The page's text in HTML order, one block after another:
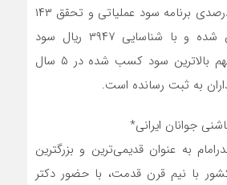
ناخالص، تحقق ۱۴۱ درصدی برنامه سود عملیاتی و تحقق ۱۴۳
درصدی سود خالص شده و با شناسایی ۳۹۴۷ ریال سود
خالص بر پایه هر سهم بالاترین سود کسب شده در ۵ سال
به ثبت رسانده است.
جوانان ایرانی*
به عنوان قدیمی‌ترین و بزرگترین
با نیم قرن قدمت، با حضور دکتر